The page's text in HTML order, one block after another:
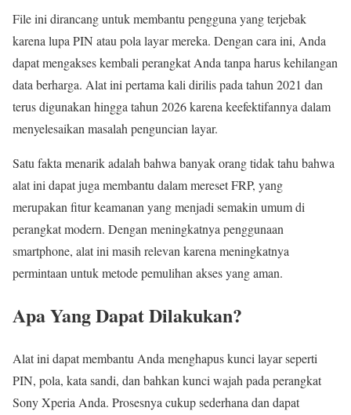
File ini dirancang untuk membantu pengguna yang terjebak
karena lupa PIN atau pola layar mereka. Dengan cara ini, Anda
dapat mengakses kembali perangkat Anda tanpa harus kehilangan
data berharga. Alat ini pertama kali dirilis pada tahun 2021 dan
terus digunakan hingga tahun 2026 karena keefektifannya dalam
menyelesaikan masalah penguncian layar.
Satu fakta menarik adalah bahwa banyak orang tidak tahu bahwa
alat ini dapat juga membantu dalam mereset FRP, yang
merupakan fitur keamanan yang menjadi semakin umum di
perangkat modern. Dengan meningkatnya penggunaan
smartphone, alat ini masih relevan karena meningkatnya
permintaan untuk metode pemulihan akses yang aman.
Apa Yang Dapat Dilakukan?
Alat ini dapat membantu Anda menghapus kunci layar seperti
PIN, pola, kata sandi, dan bahkan kunci wajah pada perangkat
Sony Xperia Anda. Prosesnya cukup sederhana dan dapat